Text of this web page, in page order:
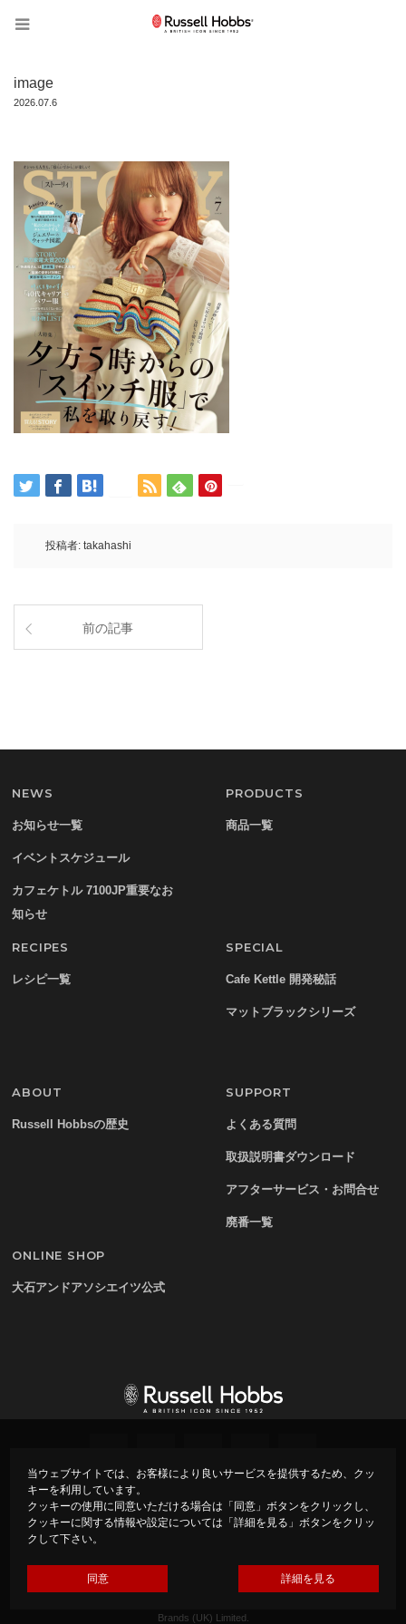
当ウェブサイトでは、お客様により良いサービスを提供するため、クッ
キーを利用しています。
クッキーの使用に同意いただける場合は「同意」ボタンをクリックし、
クッキーに関する情報や設定については「詳細を見る」ボタンをクリッ
クして下さい。
同意 詳細を見る
image
2026.07.6
投稿者: takahashi
前の記事
NEWS
お知らせ一覧
イベントスケジュール
カフェケトル 7100JP重要なお
知らせ
PRODUCTS
商品一覧
RECIPES
レシピ一覧
SPECIAL
Cafe Kettle 開発秘話
マットブラックシリーズ
ABOUT
Russell Hobbsの歴史
SUPPORT
よくある質問
取扱説明書ダウンロード
アフターサービス・お問合せ
廃番一覧
ONLINE SHOP
大石アンドアソシエイツ公式
プライバシーポリシー
Copyright ©
Made by Oishi & Associates under Licence from Spectrum
Brands (UK) Limited.